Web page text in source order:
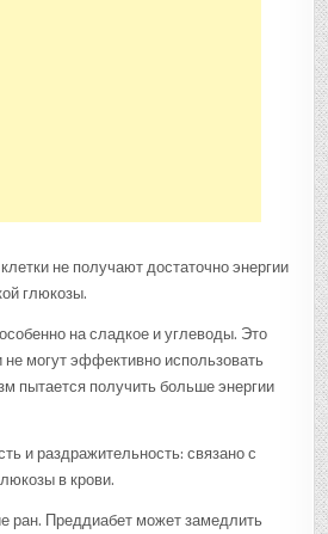
не получают достаточно энергии
глюкозы.
на сладкое и углеводы. Это
не могут эффективно использовать
пытается получить больше энергии
и раздражительность: связано с
в крови.
ран. Преддиабет может замедлить